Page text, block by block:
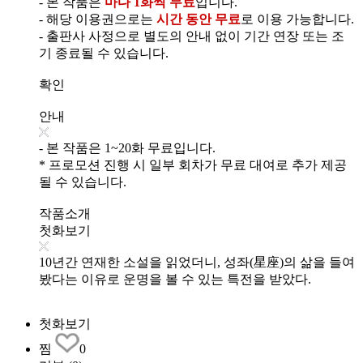
- 해당 이용권으로는 시간 동안 무료 로 이용 가능합니다.
- 출판사 사정으로 별도의 안내 없이 기간 연장 또는 조
기 종료될 수 있습니다.
확인
안내
- 본 작품은 1~20화 무료입니다.
* 프로모션 진행 시 일부 회차가 무료 대여로 추가 제공
될 수 있습니다.
작품소개
첫화보기
10년간 연재한 소설을 읽었더니, 성좌(星座)의 삶을 들여
봤다는 이유로 운명을 볼 수 있는 특전을 받았다.
첫화보기
찜
0